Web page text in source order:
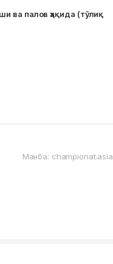
ва палов ҳақида (тўлиқ
Манба: championat.asia